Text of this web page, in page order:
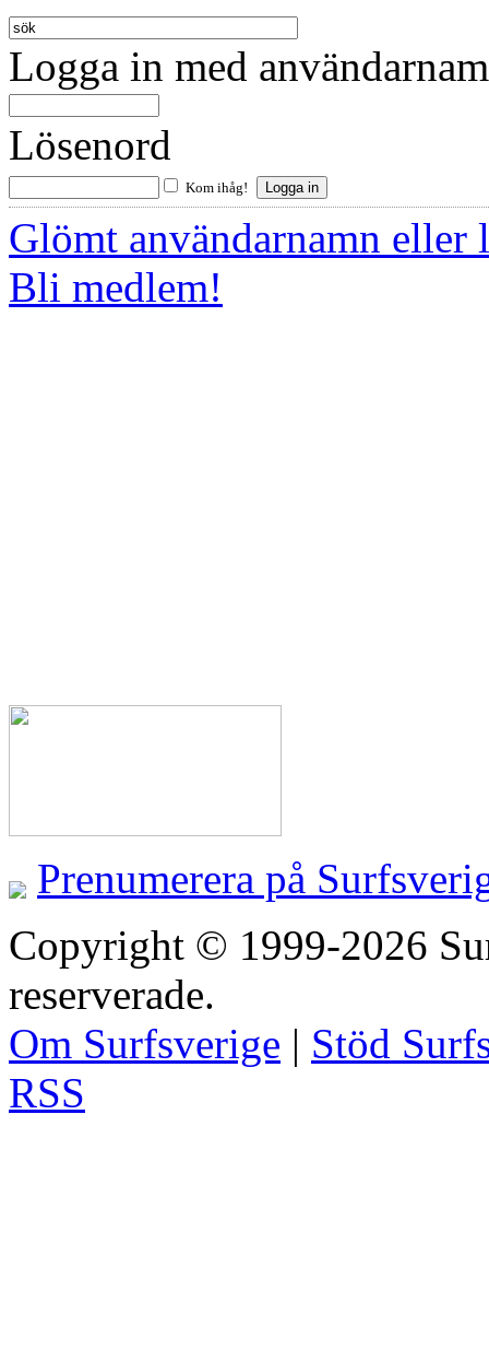
Logga in med
Lösenord
Kom ihåg!
Glömt användarnamn eller
Bli medlem!
Prenumerera på
Copyright © 1999-2026
reserverade.
Om Surfsverige | Stöd
RSS